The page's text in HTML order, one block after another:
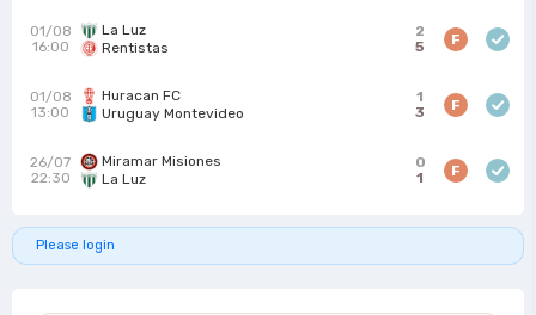
01/08
16:00
La Luz
Rentistas
2
5
F
01/08
13:00
Huracan FC
Uruguay Montevideo
1
3
F
26/07
22:30
Miramar Misiones
La Luz
0
1
F
Please login